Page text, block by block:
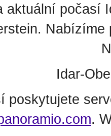
aktuální počasí
Idar-
poskytujete
.